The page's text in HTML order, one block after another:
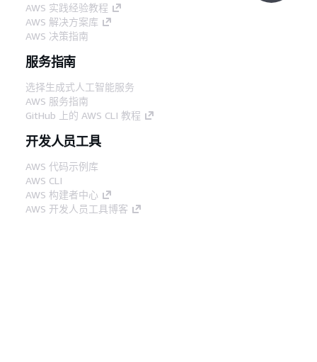
AWS 实践经验教程
AWS 解决方案库
AWS 决策指南
服务指南
选择生成式人工智能服务
AWS 服务指南
GitHub 上的 AWS CLI 教程
开发人员工具
AWS 代码示例库
AWS CLI
AWS 构建者中心
AWS 开发人员工具博客